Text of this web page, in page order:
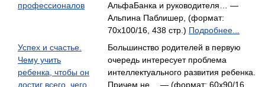
профессионалов
Альфа­Банка и руководителя… —
Альпина Паблишер, (формат:
70x100/16, 438 стр.) Подробнее...
Успех и счастье.
Чему учить
ребенка, чтобы он
достиг всего, чего
Большинство родителей в первую
очередь интересует проблема
интеллектуального развития ребенка.
Причем не… — (формат: 60х90/16